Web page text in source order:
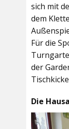
sich mit
dem
Für die
der
Die